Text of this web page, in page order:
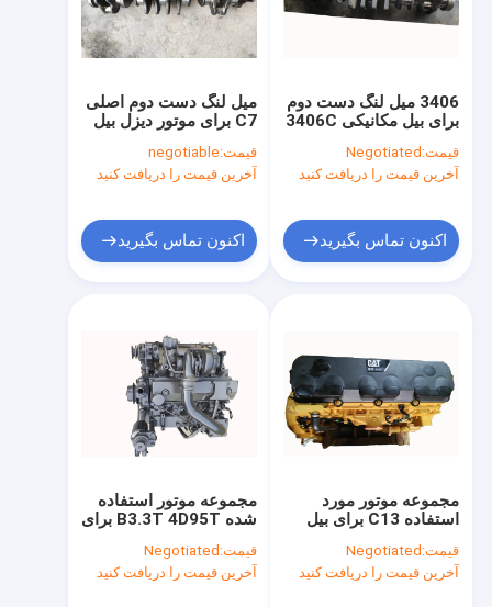
تور کارخانه
کنترل کیفیت
با ما تماس بگیرید
مونتاژ موتور کارکرده
بلوک های موتور استفاده شده
میل لنگ دست دوم
پمپ تزریق سوخت کارکرده
میل لنگ دست دوم اصلی
C7 برای موتور دیزل بیل
قیمت:negotiable
آخرین قیمت را دریافت کنید
اکنون تماس بگیرید
3406 میل لنگ دست دوم
برای بیل مکانیکی 3406C
8536
قیمت: Negotiated
آخرین قیمت را دریافت کنید
اکنون تماس بگیرید
مجموعه موتور استفاده
شده B3.3T 4D95T برای
JCM908D
قیمت: Negotiated
آخرین قیمت را دریافت کنید
مجموعه موتور مورد
استفاده C13 برای بیل
آب خنک کننده الکتریکی
قیمت: Negotiated
آخرین قیمت را دریافت کنید